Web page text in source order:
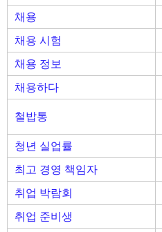
채용
채용 시험
채용 정보
채용하다
철밥통
청년 실업률
최고 경영 책임자
취업 박람회
취업 준비생